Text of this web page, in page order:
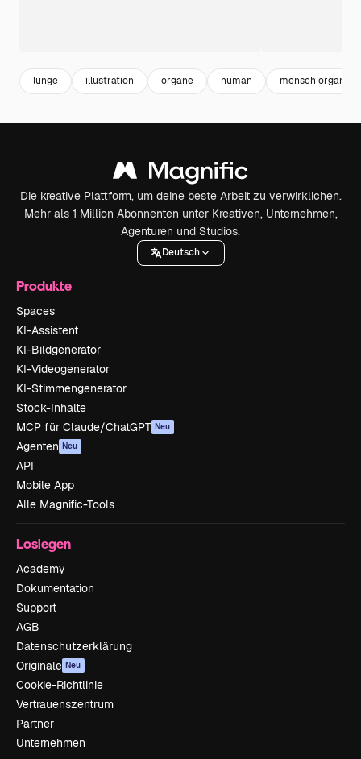
lunge illustration organe human mensch organe
Die kreative Plattform, um deine beste Arbeit zu verwirklichen.
Mehr als 1 Million Abonnenten unter Kreativen, Unternehmen,
Agenturen und Studios.
Deutsch
Produkte
Spaces
KI-Assistent
KI-Bildgenerator
KI-Videogenerator
KI-Stimmengenerator
Stock-Inhalte
MCP für Claude/ChatGPT Neu
Agenten Neu
API
Mobile App
Alle Magnific-Tools
Loslegen
Academy
Dokumentation
Support
AGB
Datenschutzerklärung
Originale Neu
Cookie-Richtlinie
Vertrauenszentrum
Partner
Unternehmen